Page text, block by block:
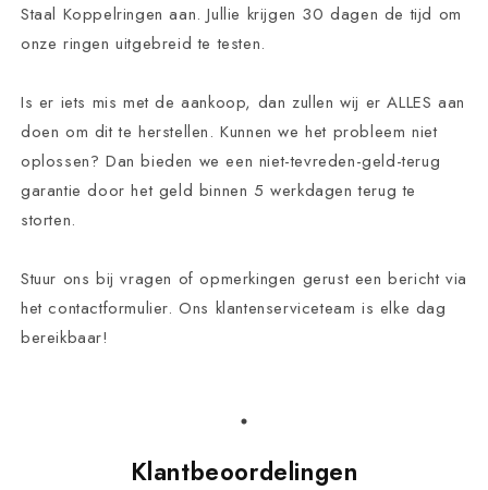
Staal Koppelringen aan. Jullie krijgen 30 dagen de tijd om
onze ringen uitgebreid te testen.
Is er iets mis met de aankoop, dan zullen wij er ALLES aan
doen om dit te herstellen. Kunnen we het probleem niet
oplossen? Dan bieden we een niet-tevreden-geld-terug
garantie door het geld binnen 5 werkdagen terug te
storten.
Stuur ons bij vragen of opmerkingen gerust een bericht via
het contactformulier. Ons klantenserviceteam is elke dag
bereikbaar!
Klantbeoordelingen